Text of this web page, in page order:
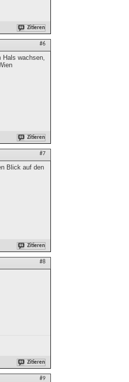
Zitieren
#6
wachsen,
Zitieren
#7
Blick auf den
Zitieren
#8
Zitieren
#9